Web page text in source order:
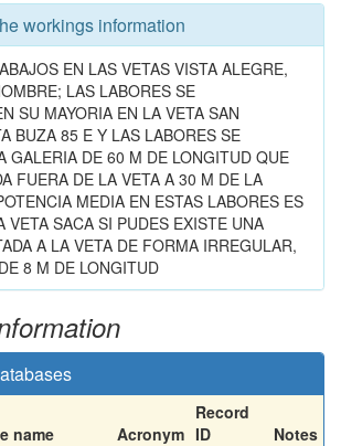
workings information
EN LAS VETAS VISTA ALEGRE,
LAS LABORES SE
SU MAYORIA EN LA VETA SAN
BUZA 85 E Y LAS LABORES SE
GALERIA DE 60 M DE LONGITUD QUE
FUERA DE LA VETA A 30 M DE LA
MEDIA EN ESTAS LABORES ES
VETA SACA SI PUDES EXISTE UNA
A LA VETA DE FORMA IRREGULAR,
8 M DE LONGITUD
name Acronym
Record
ID
Notes